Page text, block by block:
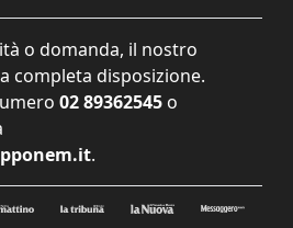
o domanda, il nostro
completa disposizione.
02 89362545 o
.